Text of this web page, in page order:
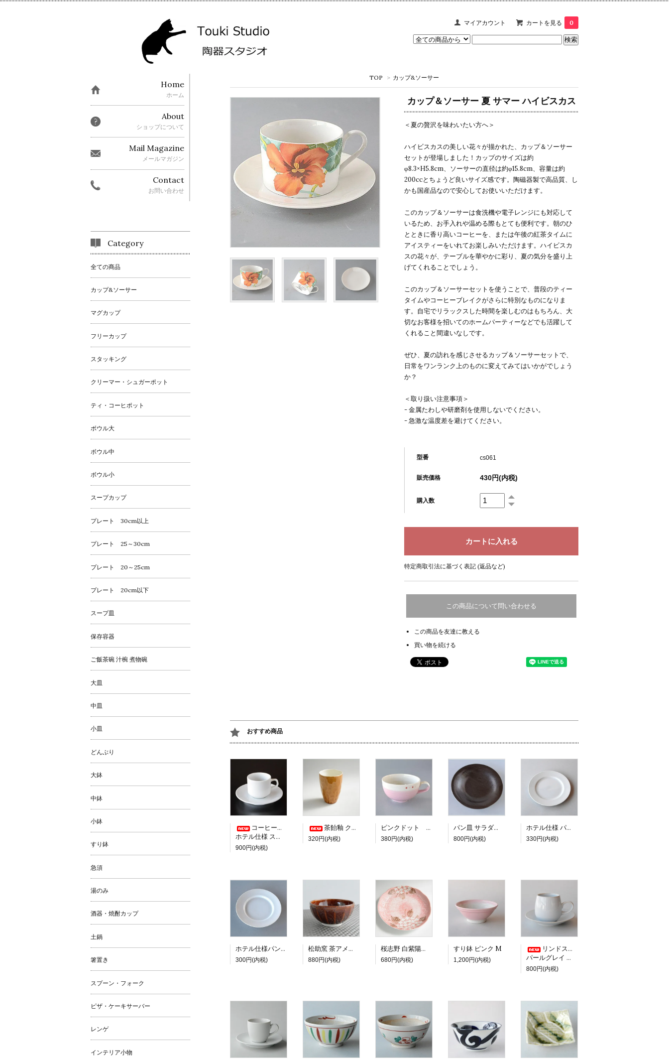
マイアカウント カートを見る 0
TOP > カップ&ソーサー
カップ＆ソーサー 夏 サマー ハイビスカス
＜夏の贅沢を味わいたい方へ＞
ハイビスカスの美しい花々が描かれた、カップ＆ソーサー
セットが登場しました！カップのサイズは約
φ8.3×H5.8cm、ソーサーの直径は約φ15.8cm、容量は約
200ccとちょうど良いサイズ感です。陶磁器製で高品質、し
かも国産品なので安心してお使いいただけます。
このカップ＆ソーサーは食洗機や電子レンジにも対応して
いるため、お手入れや温める際もとても便利です。朝のひ
とときに香り高いコーヒーを、または午後の紅茶タイムに
アイスティーをいれてお楽しみいただけます。ハイビスカ
スの花々が、テーブルを華やかに彩り、夏の気分を盛り上
げてくれることでしょう。
このカップ＆ソーサーセットを使うことで、普段のティー
タイムやコーヒーブレイクがさらに特別なものになりま
す。自宅でリラックスした時間を楽しむのはもちろん、大
切なお客様を招いてのホームパーティーなどでも活躍して
くれること間違いなしです。
ぜひ、夏の訪れを感じさせるカップ＆ソーサーセットで、
日常をワンランク上のものに変えてみてはいかがでしょう
か？
＜取り扱い注意事項＞
- 金属たわしや研磨剤を使用しないでください。
- 急激な温度差を避けてください。
型番 cs061
販売価格 430円(内税)
購入数
特定商取引法に基づく表記 (返品など)
この商品について問い合わせる
この商品を友達に教える
買い物を続ける
おすすめ商品
コーヒーカップ＆ソーサー
ホテル仕様 スタッキング
900円(内税)
茶飴釉 クリーム塗り分けフリーカップ
320円(内税)
ピンクドット スープカップ
380円(内税)
パン皿 サラダプレート PIANO 20.8ｃｍ
800円(内税)
ホテル仕様 パン皿 17cm
330円(内税)
ホテル仕様パン皿 18cm
300円(内税)
松助窯 茶アメ釉 ご飯茶碗 カフェボウル
880円(内税)
桜志野 白紫陽花 大皿
680円(内税)
すり鉢 ピンク M
1,200円(内税)
リンドスタイメスト
パールグレイ コーヒーカップ＆ソーサー
800円(内税)
Home
ホーム
About
ショップについて
Mail Magazine
メールマガジン
Contact
お問い合わせ
Category
全ての商品
カップ&ソーサー
マグカップ
フリーカップ
スタッキング
クリーマー・シュガーポット
ティ・コーヒポット
ボウル大
ボウル中
ボウル小
スープカップ
プレート 30cm以上
プレート 25～30cm
プレート 20～25cm
プレート 20cm以下
スープ皿
保存容器
ご飯茶碗 汁椀 煮物碗
大皿
中皿
小皿
どんぶり
大鉢
中鉢
小鉢
すり鉢
急須
湯のみ
酒器・焼酎カップ
土鍋
箸置き
スプーン・フォーク
ピザ・ケーキサーバー
レンゲ
インテリア小物